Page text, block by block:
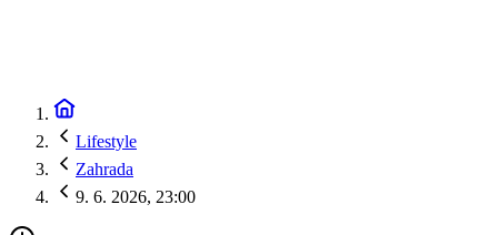
Lifestyle
Zahrada
9. 6. 2026, 23:00